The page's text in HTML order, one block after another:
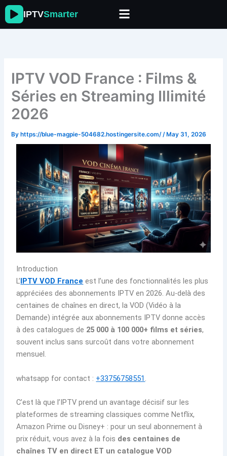
Skip
to
content
IPTVSmarter
IPTV VOD France : Films &
Séries en Streaming Illimité
2026
By https://blue-magpie-504682.hostingersite.com// May 31, 2026
Introduction
L’IPTV VOD France est l’une des fonctionnalités les plus
appréciées des abonnements IPTV en 2026. Au-delà des
centaines de chaînes en direct, la VOD (Vidéo à la
Demande) intégrée aux abonnements IPTV donne accès
à des catalogues de 25 000 à 100 000+ films et séries,
souvent inclus sans surcoût dans votre abonnement
mensuel.
whatsapp for contact : +33756758551
C’est là que l’IPTV prend un avantage décisif sur les
plateformes de streaming classiques comme Netflix,
Amazon Prime ou Disney+ : pour un seul abonnement à
prix réduit, vous avez à la fois des centaines de
chaînes TV en direct ET un catalogue VOD